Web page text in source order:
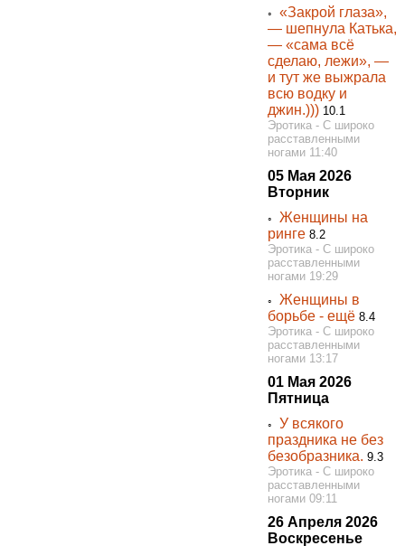
◦«Закрой глаза»,
— шепнула Катька,
— «сама всё
сделаю, лежи», —
и тут же выжрала
всю водку и
джин.))) 10.1
Эротика - С широко
расставленными
ногами 11:40
05 Мая 2026
Вторник
◦Женщины на
ринге 8.2
Эротика - С широко
расставленными
ногами 19:29
◦Женщины в
борьбе - ещё 8.4
Эротика - С широко
расставленными
ногами 13:17
01 Мая 2026
Пятница
◦У всякого
праздника не без
безобразника. 9.3
Эротика - С широко
расставленными
ногами 09:11
26 Апреля 2026
Воскресенье